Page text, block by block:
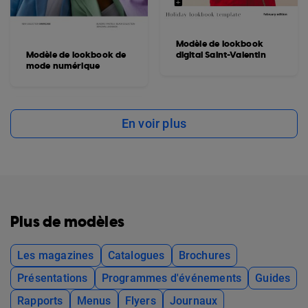
Modèle de lookbook de
mode numérique
Modèle de lookbook
digital Saint-Valentin
En voir plus
Plus de modèles
Les magazines Catalogues
Brochures
Présentations
Programmes d'événements
Guides
Rapports
Menus Flyers
Journaux